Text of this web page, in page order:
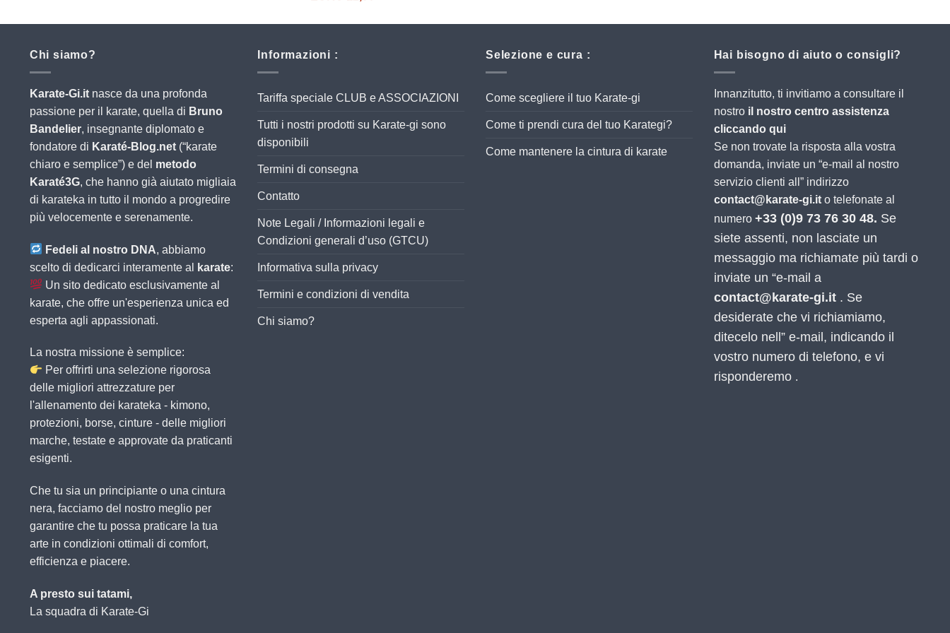
Chi siamo?
Karate-Gi.itnasce da una profonda
passione per il karate, quella di Bruno
Bandelier, insegnante diplomato e
fondatore di Karaté-Blog.net(“karate
chiaro e semplice”) e del metodo
Karaté3G, che hanno già aiutato migliaia
di karateka in tutto il mondo a progredire
più velocemente e serenamente.
Fedeli al nostro DNA, abbiamo
scelto di dedicarci interamente al
karate:
Un sito dedicato esclusivamente al
karate, che offre un'esperienza unica ed
esperta agli appassionati.
La nostra missione è semplice:
Per offrirti una selezione rigorosa
delle migliori attrezzature per
l'allenamento dei karateka - kimono,
protezioni, borse, cinture - delle migliori
marche, testate e approvate da praticanti
esigenti.
Che tu sia un principiante o una cintura
nera, facciamo del nostro meglio per
garantire che tu possa praticare la tua
arte in condizioni ottimali di comfort,
efficienza e piacere.
A presto sui tatami,
La squadra di Karate-Gi
Informazioni :
Tariffa speciale CLUB e ASSOCIAZIONI
Tutti i nostri prodotti su Karate-gi sono
disponibili
Termini di consegna
Contatto
Note Legali / Informazioni legali e
Condizioni generali d’uso (GTCU)
Informativa sulla privacy
Termini e condizioni di vendita
Chi siamo?
Selezione e cura :
Come scegliere il tuo Karate-gi
Come ti prendi cura del tuo Karategi?
Come mantenere la cintura di karate
Hai bisogno di aiuto o consigli?
Innanzitutto, ti invitiamo a consultare il
nostro il nostro centro assistenza
cliccando qui
Se non trovate la risposta alla vostra
domanda, inviate un “e-mail al nostro
servizio clienti all” indirizzo
contact@karate-gi.it o telefonate al
numero +33 (0)9 73 76 30 48. Se
siete assenti, non lasciate un
messaggio ma richiamate più tardi o
inviate un “e-mail a
contact@karate-gi.it . Se
desiderate che vi richiamiamo,
ditecelo nell” e-mail, indicando il
vostro numero di telefono, e vi
risponderemo .